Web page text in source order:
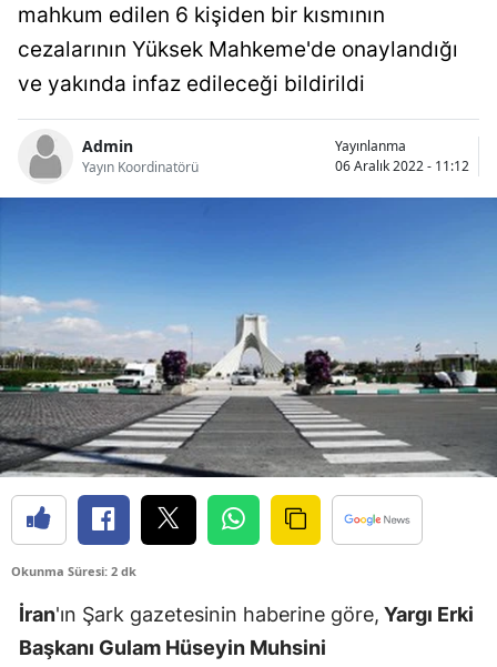
Bitlis
Bolu
Burdur
Çorum
Denizli
Diyarbakır
Elazığ
Erzurum
mahkum edilen 6 kişiden bir kısmının
cezalarının Yüksek Mahkeme'de onaylandığı
ve yakında infaz edileceği bildirildi
Admin
Yayın Koordinatörü
Yayınlanma
06 Aralık 2022 - 11:12
Okunma Süresi: 2 dk
İran'ın Şark gazetesinin haberine göre, Yargı Erki
Başkanı Gulam Hüseyin Muhsini